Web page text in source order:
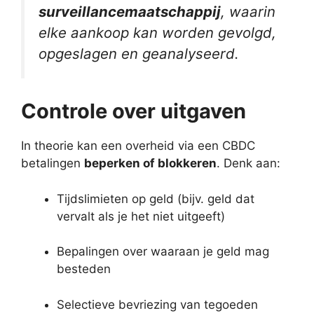
surveillancemaatschappij, waarin
elke aankoop kan worden gevolgd,
opgeslagen en geanalyseerd.
Controle over uitgaven
In theorie kan een overheid via een CBDC
betalingen beperken of blokkeren. Denk aan:
Tijdslimieten op geld (bijv. geld dat
vervalt als je het niet uitgeeft)
Bepalingen over waaraan je geld mag
besteden
Selectieve bevriezing van tegoeden